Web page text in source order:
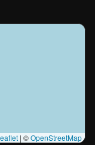
| ©OpenStreetMap